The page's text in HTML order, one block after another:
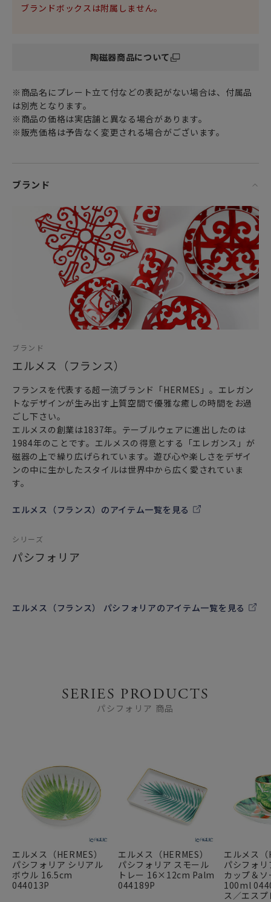
な方へ
特別な記念日の心を込めた上品な贈り物や
お祝いのギフトやプレゼントとしてだけでなく
頑張った自分へのご褒美としても最適です。
華やかでどこか妖艶な雰囲気漂う「パシフォリア」シリーズ
食卓にいながら南国リゾート気分を満喫できるデザイン。
みずみずしい緑の植物が生い茂るトロピカルな楽園を再現し
テーブルの上で重なることによって
まるでジャングルのような写実的な風景を見事に描き出しま
豊かな色彩と繊細な文様が施された自然界のモチーフは
さらなるイマジネーションにかきたてられます。
さまざまな植物が一緒に組み合わせて描かれている華やかな
お皿もあります。
これは複数の食器を同時にテーブルセッティングをした際に
柄が多すぎてうるさくなってしまわないように
シンプルな柄の皿もトータルコーディネートとして展開され
ています。
葉の上に食物を置き皿のようにして使う
アジア地域の食文化を感じることができます。
手に取る度に優雅な気分へと誘う特別なテーブルウェアは
バーキンやケリーなど、エルメスの人気バッグなどのレザー
ブランドボックスは附属しません。
陶磁器商品について
※商品名にプレート立て付などの表記がない場合は、付属品
は別売となります。
※商品の価格は実店舗と異なる場合があります。
※販売価格は予告なく変更される場合がございます。
ブランド
ブランド
エルメス（フランス）
フランスを代表する超一流ブランド「HERMES」。エレガン
トなデザインが生み出す上質空間で優雅な癒しの時間をお過
ごし下さい。
エルメスの創業は1837年。テーブルウェアに進出したのは
1984年のことです。エルメスの得意とする「エレガンス」が
磁器の上で繰り広げられています。遊び心や楽しさをデザイ
ンの中に生かしたスタイルは世界中から広く愛されていま
す。
エルメス（フランス）のアイテム一覧を見る
シリーズ
パシフォリア
エルメス（フランス） パシフォリアのアイテム一覧を見る
SERIES PRODUCTS
パシフォリア 商品
エルメス（HERMES）
パシフォリア シリアル
ボウル 16.5cm
044013P
エルメス（HERMES）
パシフォリア スモール
トレー 16×12cm Palm
044189P
エルメス
パシフォ
カップ＆
100ml
ス／エス